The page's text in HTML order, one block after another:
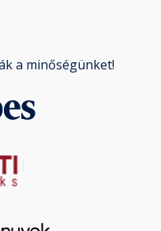
a minőségünket!